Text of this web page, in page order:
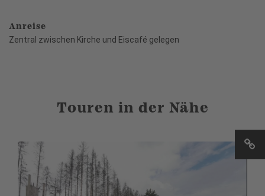
Anreise
Zentral zwischen Kirche und Eiscafé gelegen
Touren in der Nähe